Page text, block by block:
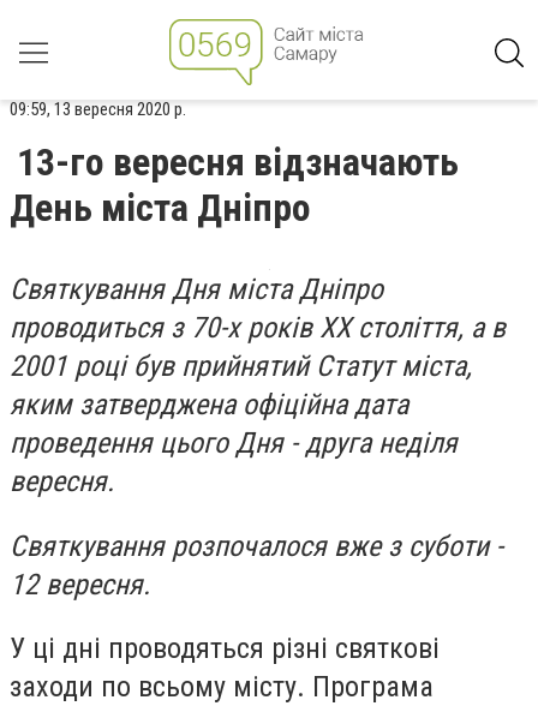
09:59, 13 вересня 2020 р.
13-го вересня відзначають
День міста Дніпро
Святкування Дня міста Дніпро
проводиться з 70-х років XX століття, а в
2001 році був прийнятий Статут міста,
яким затверджена офіційна дата
проведення цього Дня - друга неділя
вересня.
Святкування розпочалося вже з суботи -
12 вересня.
У ці дні проводяться різні святкові
заходи по всьому місту. Програма